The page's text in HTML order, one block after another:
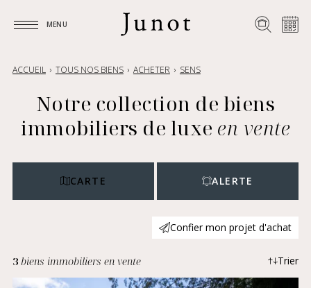
MENU
ACCUEIL TOUS NOS BIENS ACHETER SENS
Notre collection de biens
immobiliers de luxe en vente
CARTE ALERTE
Confier mon projet d'achat
3biens immobiliers en vente Trier